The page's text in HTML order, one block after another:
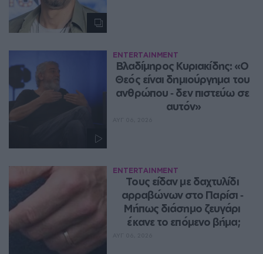
ENTERTAINMENT
Βλαδίμηρος Κυριακίδης: «Ο
Θεός είναι δημιούργημα του
ανθρώπου ‑ δεν πιστεύω σε
αυτόν»
ENTERTAINMENT
Τους είδαν με δαχτυλίδι
αρραβώνων στο Παρίσι ‑
Μήπως διάσημο ζευγάρι
έκανε το επόμενο βήμα;